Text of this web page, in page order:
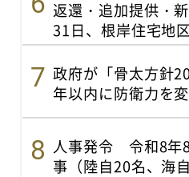
返還・追加提供・
31日、根岸住宅地
政府が「骨太方針
年以内に防衛力を
人事発令 令和8年
事（陸自20名、海